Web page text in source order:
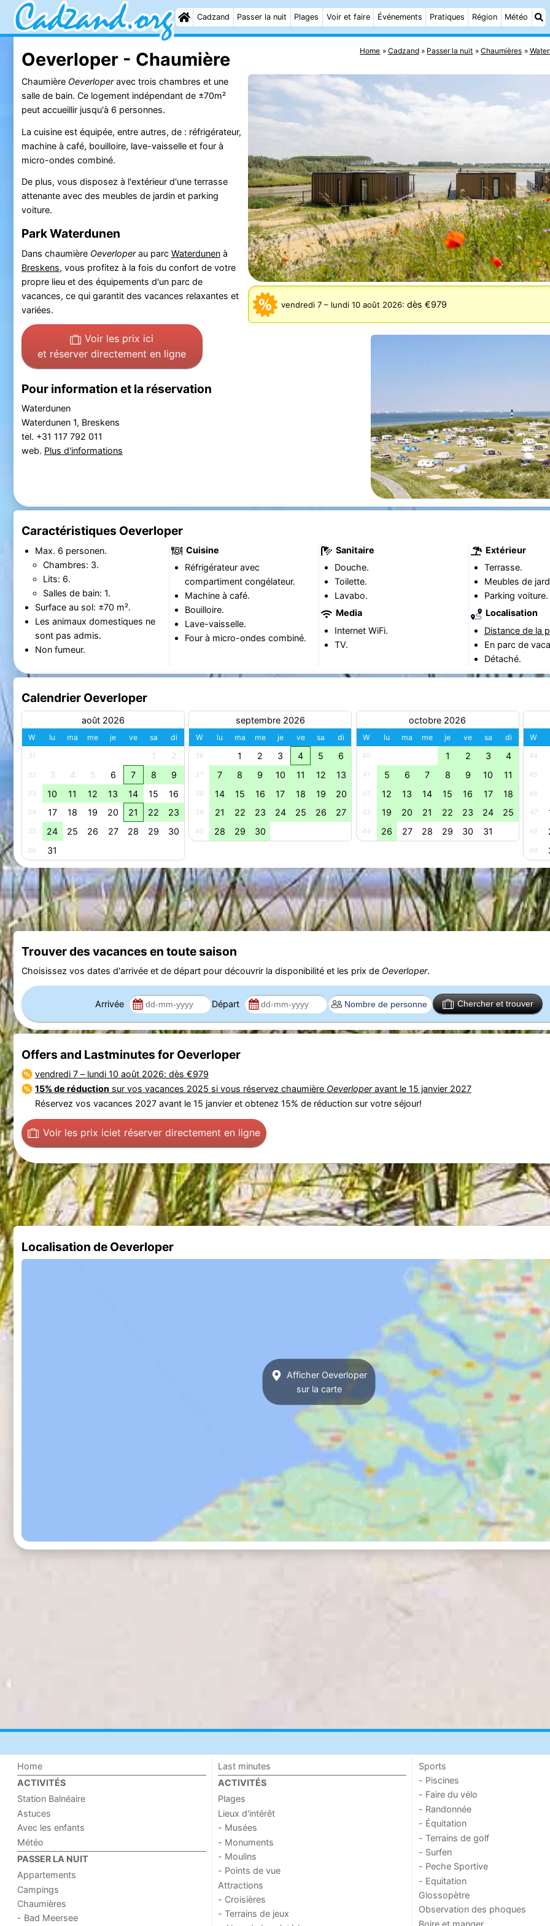
Cadzand Passer la nuit Plages Voir et faire Événements Pratiques Région Météo
Home Cadzand Passer la nuit Chaumières
Oeverloper - Chaumière
vendredi 7– lundi 10 août 2026: dès €979
Chaumière Oeverloperavec trois chambres et une
salle de bain. Ce logement indépendant de ±70m²
peut accueillir jusqu'à 6 personnes.
La cuisine est équipée, entre autres, de : réfrigérateur,
machine à café, bouilloire, lave-vaisselle et four à
micro-ondes combiné.
De plus, vous disposez à l'extérieur d'une terrasse
attenante avec des meubles de jardin et parking
voiture.
Park Waterdunen
Dans chaumière Oeverloperau parc Waterdunenà
Breskens, vous profitez à la fois du confort de votre
propre lieu et des équipements d'un parc de
vacances, ce qui garantit des vacances relaxantes et
variées.
Voir les prix ici
et réserver directement en ligne
Pour information et la réservation
Waterdunen
Waterdunen 1, Breskens
tel. +31 117 792 011
web. Plus d'informations
Caractéristiques Oeverloper
Max. 6 personen.
Chambres: 3.
Lits: 6.
Salles de bain: 1.
Surface au sol: ±70 m².
Les animaux domestiques ne
sont pas admis.
Non fumeur.
Cuisine
Réfrigérateur avec
compartiment congélateur.
Machine à café.
Bouilloire.
Lave-vaisselle.
Four à micro-ondes combiné.
Sanitaire
Douche.
Toilette.
Lavabo.
Media
Internet WiFi.
TV.
Extérieur
Terrasse.
Meubles de
Parking voiture.
Localisation
Distance de la
En parc de
Détaché.
Calendrier Oeverloper
août 2026
W lu ma me je ve sa di
31 1 2
32 3 4 5 6 7 8 9
33 10 11 12 13 14 15 16
34 17 18 19 20 21 22 23
35 24 25 26 27 28 29 30
36 31
septembre 2026
W lu ma me je ve sa di
36 1 2 3 4 5 6
37 7 8 9 10 11 12 13
38 14 15 16 17 18 19 20
39 21 22 23 24 25 26 27
40 28 29 30
octobre 2026
W lu ma me je ve sa di
40 1 2 3 4
41 5 6 7 8 9 10 11
42 12 13 14 15 16 17 18
43 19 20 21 22 23 24 25
44 26 27 28 29 30 31
W
44
45
46
47
48
49
Trouver des vacances en toute saison
Choisissez vos dates d'arrivée et de départ pour découvrir la disponibilité et les prix de Oeverloper.
Arrivée Départ Chercher et trouver
Offers and Lastminutes for Oeverloper
vendredi 7– lundi 10 août 2026: dès €979
15% de réduction sur vos vacances 2025 si vous réservez chaumière Oeverloperavant le 15 janvier 2027
Réservez vos vacances 2027 avant le 15 janvier et obtenez 15% de réduction sur votre séjour!
Voir les prix iciet réserver directement en ligne
Localisation de Oeverloper
Afficher Oeverloper
sur la carte
Home
ACTIVITÉS
Station Balnéaire
Astuces
Avec les enfants
Météo
PASSER LA NUIT
Appartements
Campings
Chaumières
- Bad Meersee
Last minutes
ACTIVITÉS
Plages
Lieux d'intérêt
- Musées
- Monuments
- Moulins
- Points de vue
Attractions
- Croisières
- Terrains de jeux
Sports
- Piscines
- Faire du vélo
- Randonnée
- Équitation
- Terrains de golf
- Surfen
- Peche Sportive
- Equitation
Glossopètre
Observation des phoques
Boire et manger